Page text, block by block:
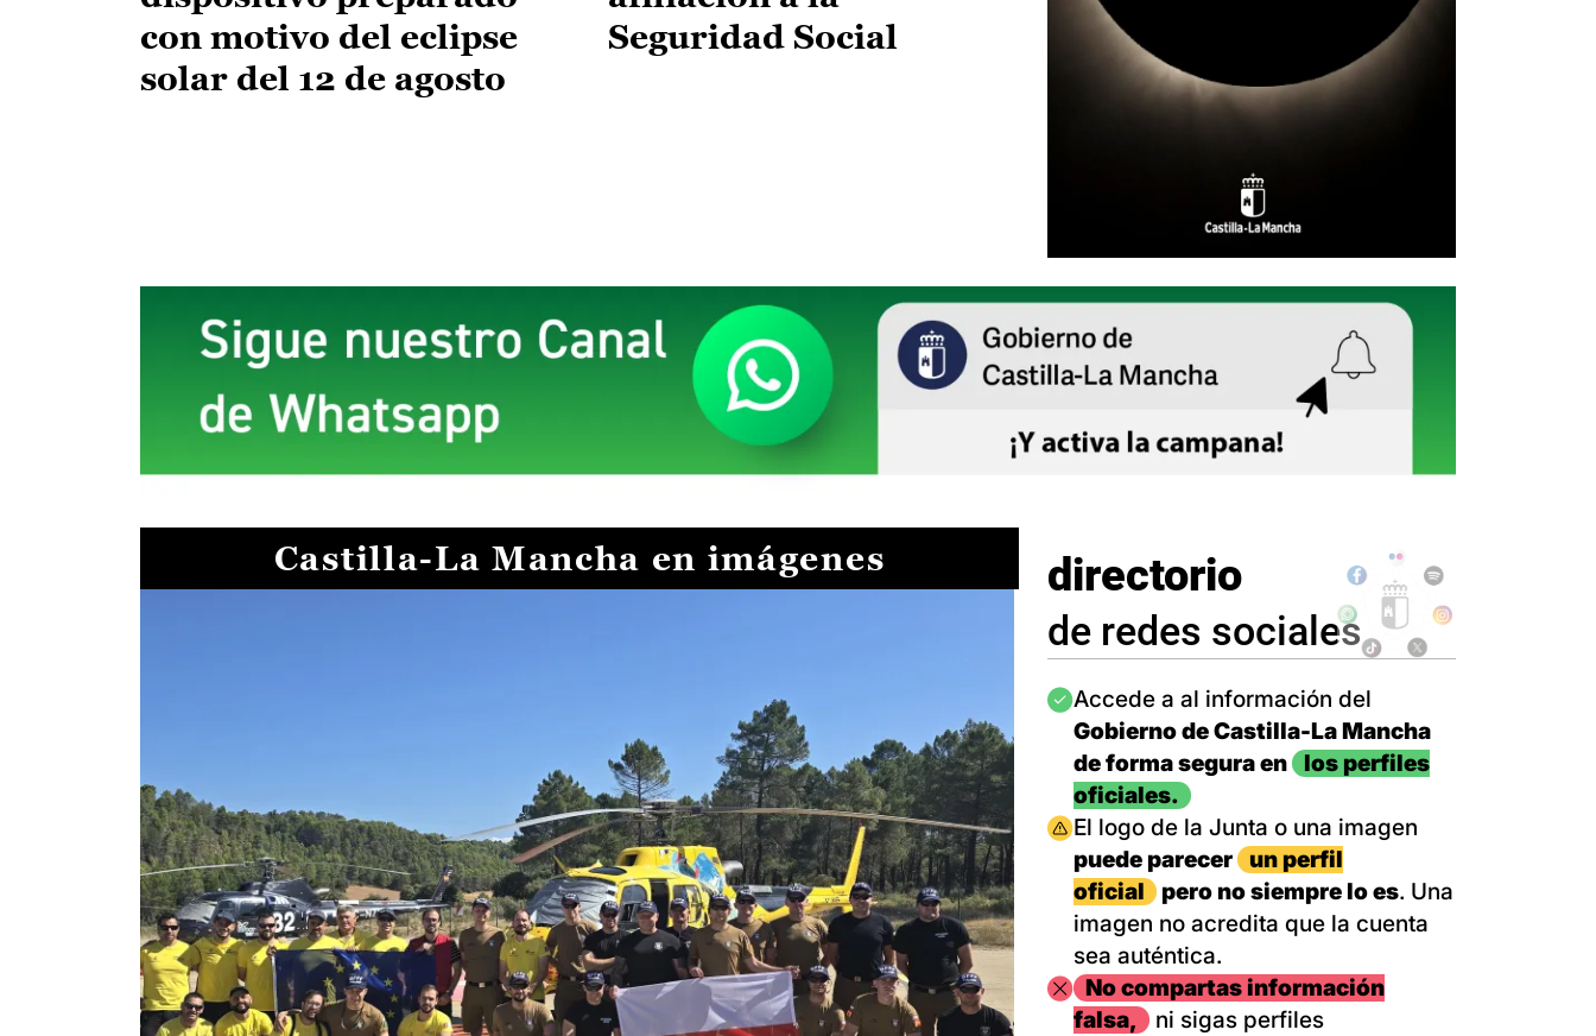
con motivo del eclipse
solar del 12 de agosto
Seguridad Social
Castilla-La Mancha en imágenes directorio
de redes sociales
Imagen
Accede a al información del
Gobierno de Castilla-La Mancha
de forma segura en
los perfiles
oficiales.
Imagen
El logo de la Junta o una imagen
puede parecer
un perfil
oficial
pero no siempre lo es. Una
imagen no acredita que la cuenta
sea auténtica.
ImagenNo compartas información
falsa,
ni sigas perfiles